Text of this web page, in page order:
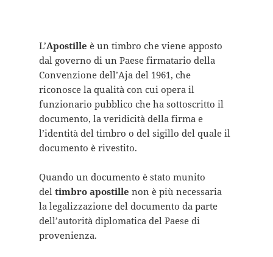
L’Apostille è un timbro che viene apposto
dal governo di un Paese firmatario della
Convenzione dell’Aja del 1961, che
riconosce la qualità con cui opera il
funzionario pubblico che ha sottoscritto il
documento, la veridicità della firma e
l’identità del timbro o del sigillo del quale il
documento è rivestito.
Quando un documento è stato munito
del timbro apostille non è più necessaria
la legalizzazione del documento da parte
dell’autorità diplomatica del Paese di
provenienza.